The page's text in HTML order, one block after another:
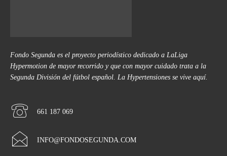
Fondo Segunda es el proyecto periodístico dedicado a LaLiga
Hypermotion de mayor recorrido y que con mayor cuidado trata a la
Segunda División del fútbol español. La Hypertensiones se vive aquí.
661 187 069
INFO@FONDOSEGUNDA.COM